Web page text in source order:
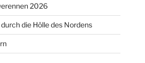
2026
die Hölle des Nordens